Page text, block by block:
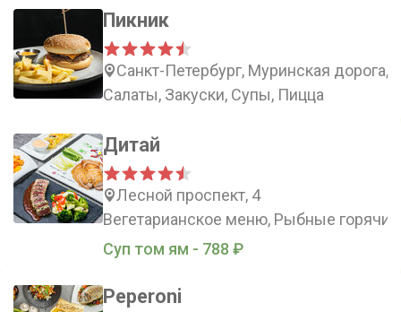
Пикник
Санкт-Петербург, Муринская дорога,
Салаты, Закуски, Супы, Пицца
Дитай
Лесной проспект, 4
Вегетарианское меню, Рыбные
Суп том ям - 788 ₽
Peperoni